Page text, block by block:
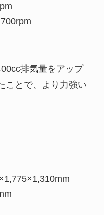
排気量をアップ
ことで、より力強い